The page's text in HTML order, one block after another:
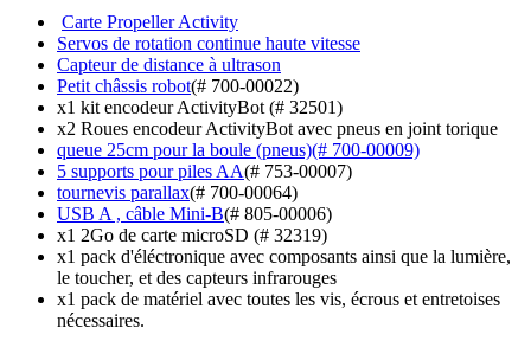
Carte Propeller Activity
Servos de rotation continue haute vitesse
Capteur de distance à ultrason
Petit châssis robot(# 700-00022)
x1 kit encodeur ActivityBot (# 32501)
x2 Roues encodeur ActivityBot avec pneus en joint torique
queue 25cm pour la boule (pneus)(# 700-00009)
5 supports pour piles AA(# 753-00007)
tournevis parallax(# 700-00064)
USB A , câble Mini-B(# 805-00006)
x1 2Go de carte microSD (# 32319)
x1 pack d'éléctronique avec composants ainsi que la lumière,
le toucher, et des capteurs infrarouges
x1 pack de matériel avec toutes les vis, écrous et entretoises
nécessaires.